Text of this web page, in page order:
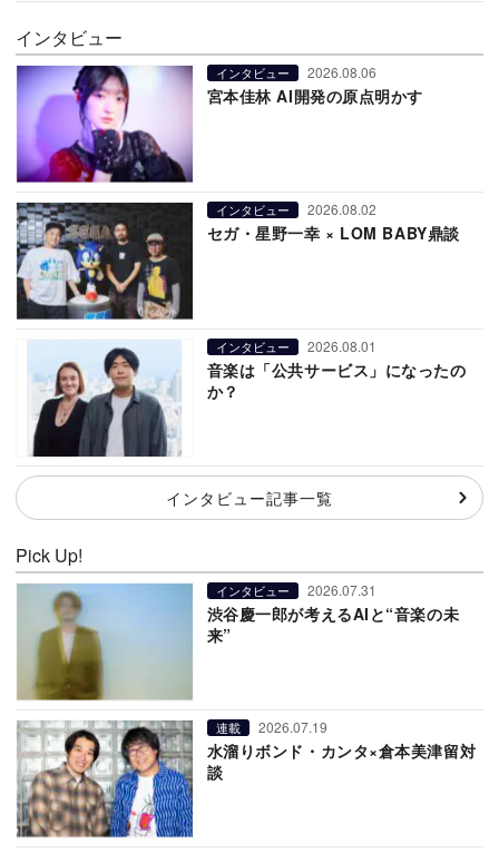
インタビュー
インタビュー 2026.08.06
宮本佳林 AI開発の原点明かす
インタビュー 2026.08.02
セガ・星野一幸 × LOM BABY鼎談
インタビュー 2026.08.01
音楽は「公共サービス」になったの
か？
インタビュー記事一覧
Pick Up!
インタビュー 2026.07.31
渋谷慶一郎が考えるAIと“音楽の未
来”
連載 2026.07.19
水溜りボンド・カンタ×倉本美津留対
談